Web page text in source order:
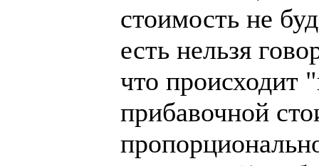
стоимость не
есть нельзя
что происходит
прибавочной